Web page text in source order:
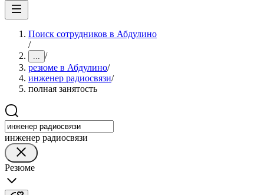
Поиск сотрудников в Абдулино
/
... /
резюме в Абдулино/
инженер радиосвязи/
полная занятость
инженер радиосвязи
Резюме